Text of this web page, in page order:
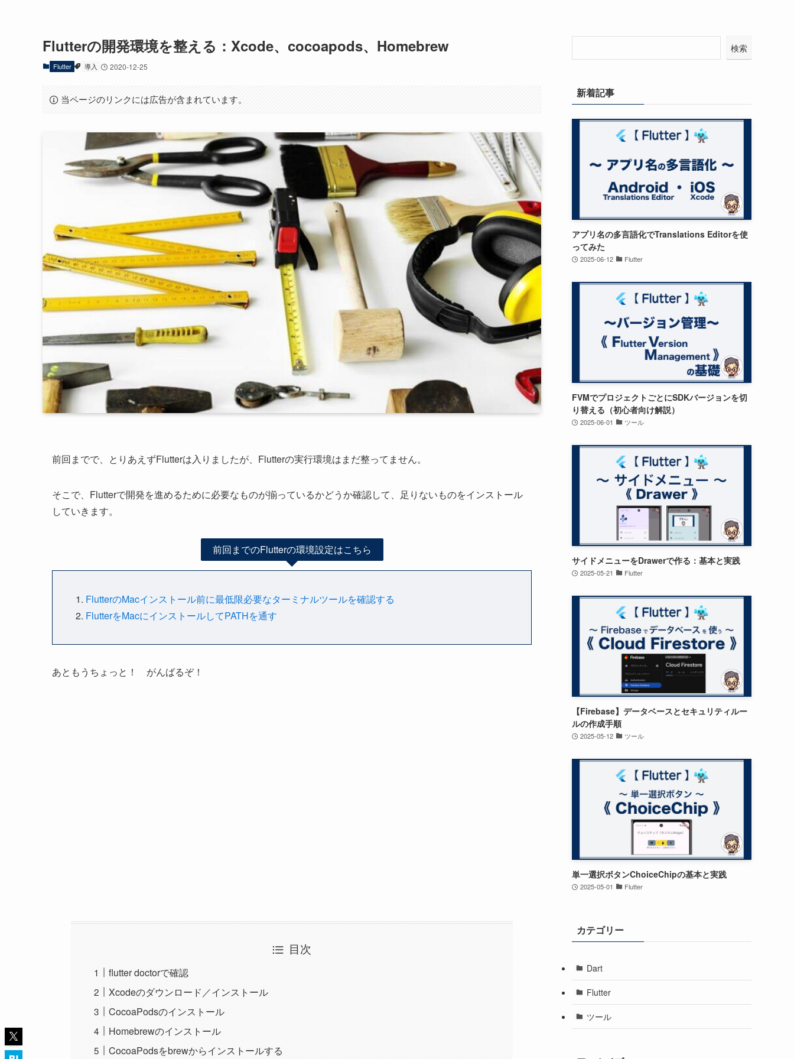
Flutterの開発環境を整える：Xcode、cocoapods、Homebrew
Flutter 導入 2020-12-25
当ページのリンクには広告が含まれています。
前回までで、とりあえずFlutterは入りましたが、Flutterの実行環境はまだ整ってません。
そこで、Flutterで開発を進めるために必要なものが揃っているかどうか確認して、足りないものをインストール
していきます。
前回までのFlutterの環境設定はこちら
FlutterのMacインストール前に最低限必要なターミナルツールを確認する
FlutterをMacにインストールしてPATHを通す
あともうちょっと！ がんばるぞ！
目次
flutter doctorで確認
Xcodeのダウンロード／インストール
CocoaPodsのインストール
Homebrewのインストール
CocoaPodsをbrewからインストールする
検索
新着記事
アプリ名の多言語化でTranslations Editorを使
ってみた
2025-06-12 Flutter
FVMでプロジェクトごとにSDKバージョンを切
り替える（初心者向け解説）
2025-06-01 ツール
サイドメニューをDrawerで作る：基本と実践
2025-05-21 Flutter
【Firebase】データベースとセキュリティルー
ルの作成手順
2025-05-12 ツール
単一選択ボタンChoiceChipの基本と実践
2025-05-01 Flutter
カテゴリー
Dart
Flutter
ツール